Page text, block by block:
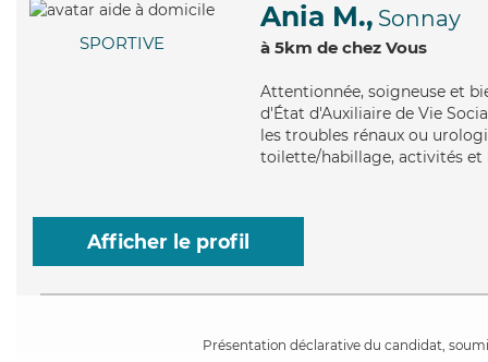
SPORTIVE
Ania M., Sonnay
à 5km de chez Vous
Attentionnée, soigneuse et
d'État d'Auxiliaire de Vie
les troubles rénaux ou
toilette/habillage, activités et
Afficher le profil
Présentation déclarative du candidat,